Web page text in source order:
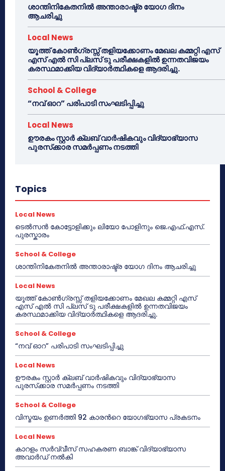
ശാന്തിനികേതനിൽ അന്താരാഷ്ട്ര യോഗ ദിനം
ആചരിച്ചു
Local News
യൂത്ത് കോൺഗ്രസ്സ് തളിയക്കോണം മേഖല കമ്മറ്റി എസ്
എസ് എൽ സി പ്ലസ് ടു പരീക്ഷകളിൽ ഉന്നതവിജയം
കരസ്ഥമാക്കിയ വിദ്യാർത്ഥികളെ ആദരിച്ചു.
School & College
“നവ് ഓറ” പരിപാടി സംഘടിപ്പിച്ചു
Local News
ഊരകം സ്റ്റാർ ക്ലബ് വാർഷികവും വിദ്യാഭ്യാസ
പുരസ്‌ക്കാര സമർപ്പണം നടത്തി
Topics
Local News
ടെൽസൻ കോട്ടോളിക്കും ലിയോ പോളിനും ജെ.എഫ്.എസ്.
പുരസ്കാരം
School & College
ശാന്തിനികേതനിൽ അന്താരാഷ്ട്ര യോഗ ദിനം ആചരിച്ചു
Local News
യൂത്ത് കോൺഗ്രസ്സ് തളിയക്കോണം മേഖല കമ്മറ്റി എസ്
എസ് എൽ സി പ്ലസ് ടു പരീക്ഷകളിൽ ഉന്നതവിജയം
കരസ്ഥമാക്കിയ വിദ്യാർത്ഥികളെ ആദരിച്ചു.
School & College
“നവ് ഓറ” പരിപാടി സംഘടിപ്പിച്ചു
Local News
ഊരകം സ്റ്റാർ ക്ലബ് വാർഷികവും വിദ്യാഭ്യാസ
പുരസ്‌ക്കാര സമർപ്പണം നടത്തി
School & College
വിസ്മയം ഉണർത്തി 92 കാരൻറെ യോഗഭ്യാസ പ്രകടനം
Local News
കാറളം സർവ്വീസ് സഹകരണ ബാങ്ക് വിദ്യാഭ്യാസ
അവാർഡ് നൽകി